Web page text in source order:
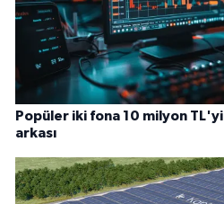
Popüler iki fona 10 milyon
arkası